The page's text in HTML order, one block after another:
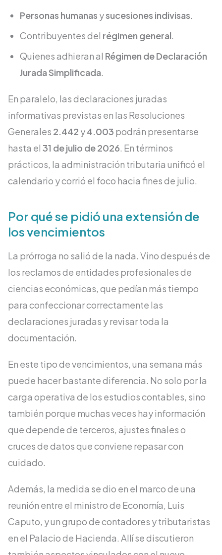
Personas humanas ysucesiones indivisas.
Contribuyentes del régimen general.
Quienes adhieran al Régimen de Declaración
Jurada Simplificada.
En paralelo, las declaraciones juradas
informativas previstas en las Resoluciones
Generales 2.442 y4.003 podrán presentarse
hasta el 31 de julio de 2026. En términos
prácticos, la administración tributaria unificó el
calendario y corrió el foco hacia fines de julio.
Por qué se pidió una extensión de
los vencimientos
La prórroga no salió de la nada. Vino después de
los reclamos de entidades profesionales de
ciencias económicas, que pedían más tiempo
para confeccionar correctamente las
declaraciones juradas y revisar toda la
documentación.
En este tipo de vencimientos, una semana más
puede hacer bastante diferencia. No solo por la
carga operativa de los estudios contables, sino
también porque muchas veces hay información
que depende de terceros, ajustes finales o
cruces de datos que conviene repasar con
cuidado.
Además, la medida se dio en el marco de una
reunión entre el ministro de Economía, Luis
Caputo, y un grupo de contadores y tributaristas
en el Palacio de Hacienda. Allí se discutieron